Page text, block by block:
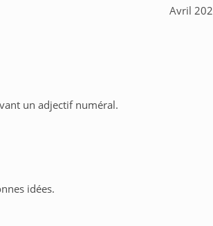
Avril
un adjectif numéral.
idées.